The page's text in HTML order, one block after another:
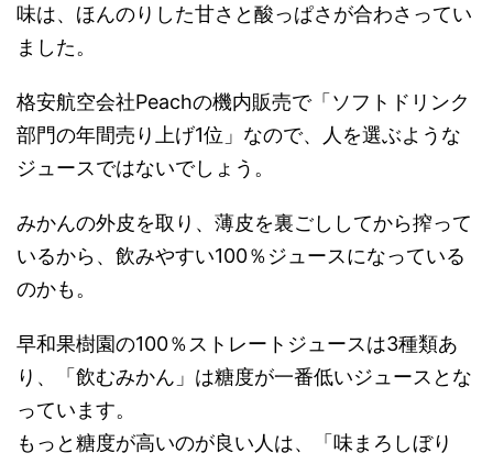
味は、ほんのりした甘さと酸っぱさが合わさってい
ました。
格安航空会社Peachの機内販売で「ソフトドリンク
部門の年間売り上げ1位」なので、人を選ぶような
ジュースではないでしょう。
みかんの外皮を取り、薄皮を裏ごししてから搾って
いるから、飲みやすい100％ジュースになっている
のかも。
早和果樹園の100％ストレートジュースは3種類あ
り、「飲むみかん」は糖度が一番低いジュースとな
っています。
もっと糖度が高いのが良い人は、「味まろしぼり